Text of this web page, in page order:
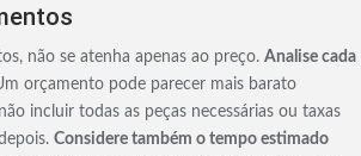
não se atenha apenas ao preço. Analise cada
orçamento pode parecer mais barato
incluir todas as peças necessárias ou taxas
Considere também o tempo estimado